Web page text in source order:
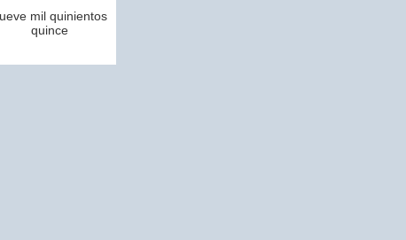
mil quinientos
quince